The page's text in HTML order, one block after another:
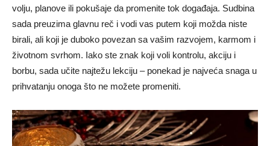
volju, planove ili pokušaje da promenite tok događaja. Sudbina
sada preuzima glavnu reč i vodi vas putem koji možda niste
birali, ali koji je duboko povezan sa vašim razvojem, karmom i
životnom svrhom. Iako ste znak koji voli kontrolu, akciju i
borbu, sada učite najtežu lekciju – ponekad je najveća snaga u
prihvatanju onoga što ne možete promeniti.